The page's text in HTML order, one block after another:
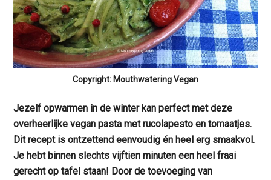
Copyright: Mouthwatering Vegan
Jezelf opwarmen in de winter kan perfect met deze
overheerlijke vegan pasta met rucolapesto en tomaatjes.
Dit recept is ontzettend eenvoudig én heel erg smaakvol.
Je hebt binnen slechts vijftien minuten een heel fraai
gerecht op tafel staan! Door de toevoeging van